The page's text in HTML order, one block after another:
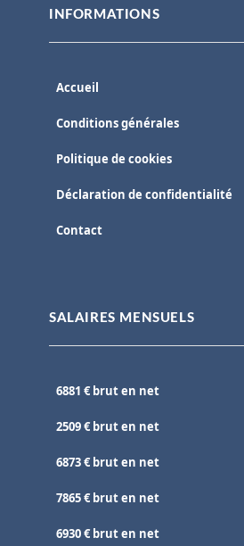
INFORMATIONS
Accueil
Conditions générales
Politique de cookies
Déclaration de confidentialité
Contact
SALAIRES MENSUELS
6881 € brut en net
2509 € brut en net
6873 € brut en net
7865 € brut en net
6930 € brut en net